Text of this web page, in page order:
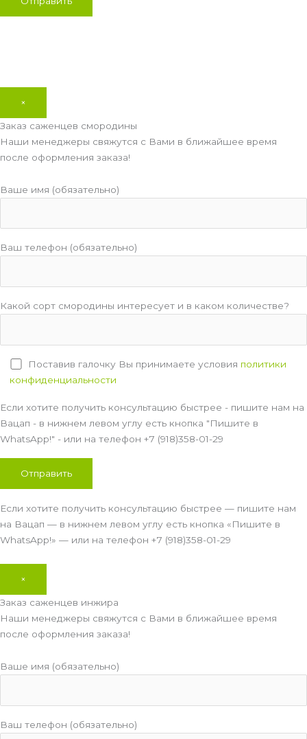
×
Заказ саженцев смородины
Наши менеджеры свяжутся с Вами в ближайшее время
после оформления заказа!
Ваше имя (обязательно)
Ваш телефон (обязательно)
Какой сорт смородины интересует и в каком количестве?
Поставив галочку Вы принимаете условия политики
конфиденциальности
Если хотите получить консультацию быстрее - пишите нам на
Вацап - в нижнем левом углу есть кнопка "Пишите в
WhatsApp!" - или на телефон +7 (918)358-01-29
Если хотите получить консультацию быстрее — пишите нам
на Вацап — в нижнем левом углу есть кнопка «Пишите в
WhatsApp!» — или на телефон +7 (918)358-01-29
×
Заказ саженцев инжира
Наши менеджеры свяжутся с Вами в ближайшее время
после оформления заказа!
Ваше имя (обязательно)
Ваш телефон (обязательно)